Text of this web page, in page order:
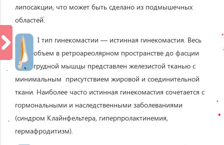
липосакции, что может быть сделано из подмышечных
областей.
I тип гинекомастии — истинная гинекомастия. Весь
объем в ретроареолярном пространстве до фасции
грудной мышцы представлен железистой тканью с
минимальным присутствием жировой и соединительной
ткани. Наиболее часто истинная гинекомастия сочетается с
гормональными и наследственными заболеваниями
(синдром Клайнфельтера, гиперпролактинемия,
гермафродитизм).